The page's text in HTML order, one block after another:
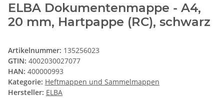
ELBA Dokumentenmappe - A4,
20 mm, Hartpappe (RC), schwarz
Artikelnummer: 135256023
GTIN: 4002030027077
HAN: 400000993
Kategorie: Heftmappen und Sammelmappen
Hersteller: ELBA